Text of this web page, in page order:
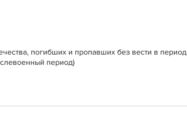
погибших и пропавших без вести в период
период)